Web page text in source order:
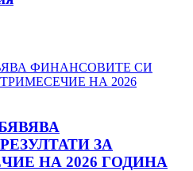
ЗА
НА 2026 ГОДИНА